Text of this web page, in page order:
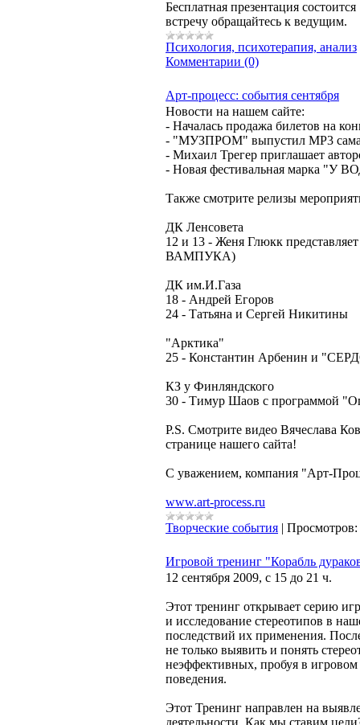
Бесплатная презентация
встречу обращайтесь к ведущим.
Психология, психотерапия, анализ
Комментарии (0)
Арт-процесс: события сентября
Новости на нашем сайте:
- Началась продажа билетов на
- "МУЗПРОМ" выпустил MP3
- Михаил Трегер приглашает
- Новая фестивальная марка "У
Также смотрите релизы
ДК Ленсовета
12 и 13 - Женя Глюкк
ВАМПУКА)
ДК им.И.Газа
18 - Андрей Егоров
24 - Татьяна и Сергей Никитины
"Арктика"
25 - Константин Арбенин и
КЗ у Финляндского
30 - Тимур Шаов с программой
P.S. Смотрите видео Вячеслава
странице нашего сайта!
C уважением, компания "Арт-
www.art-process.ru
Творческие события | Просмотров:
Игровой тренинг "Корабль
12 сентября 2009, с 15 до 21 ч.
Этот тренинг открывает серию
и исследование стереотипов в
последствий их применения.
не только выявить и понять
неэффективных, пробуя в игровом
поведения.
Этот Тренинг направлен на
деятельности. Как мы ставим